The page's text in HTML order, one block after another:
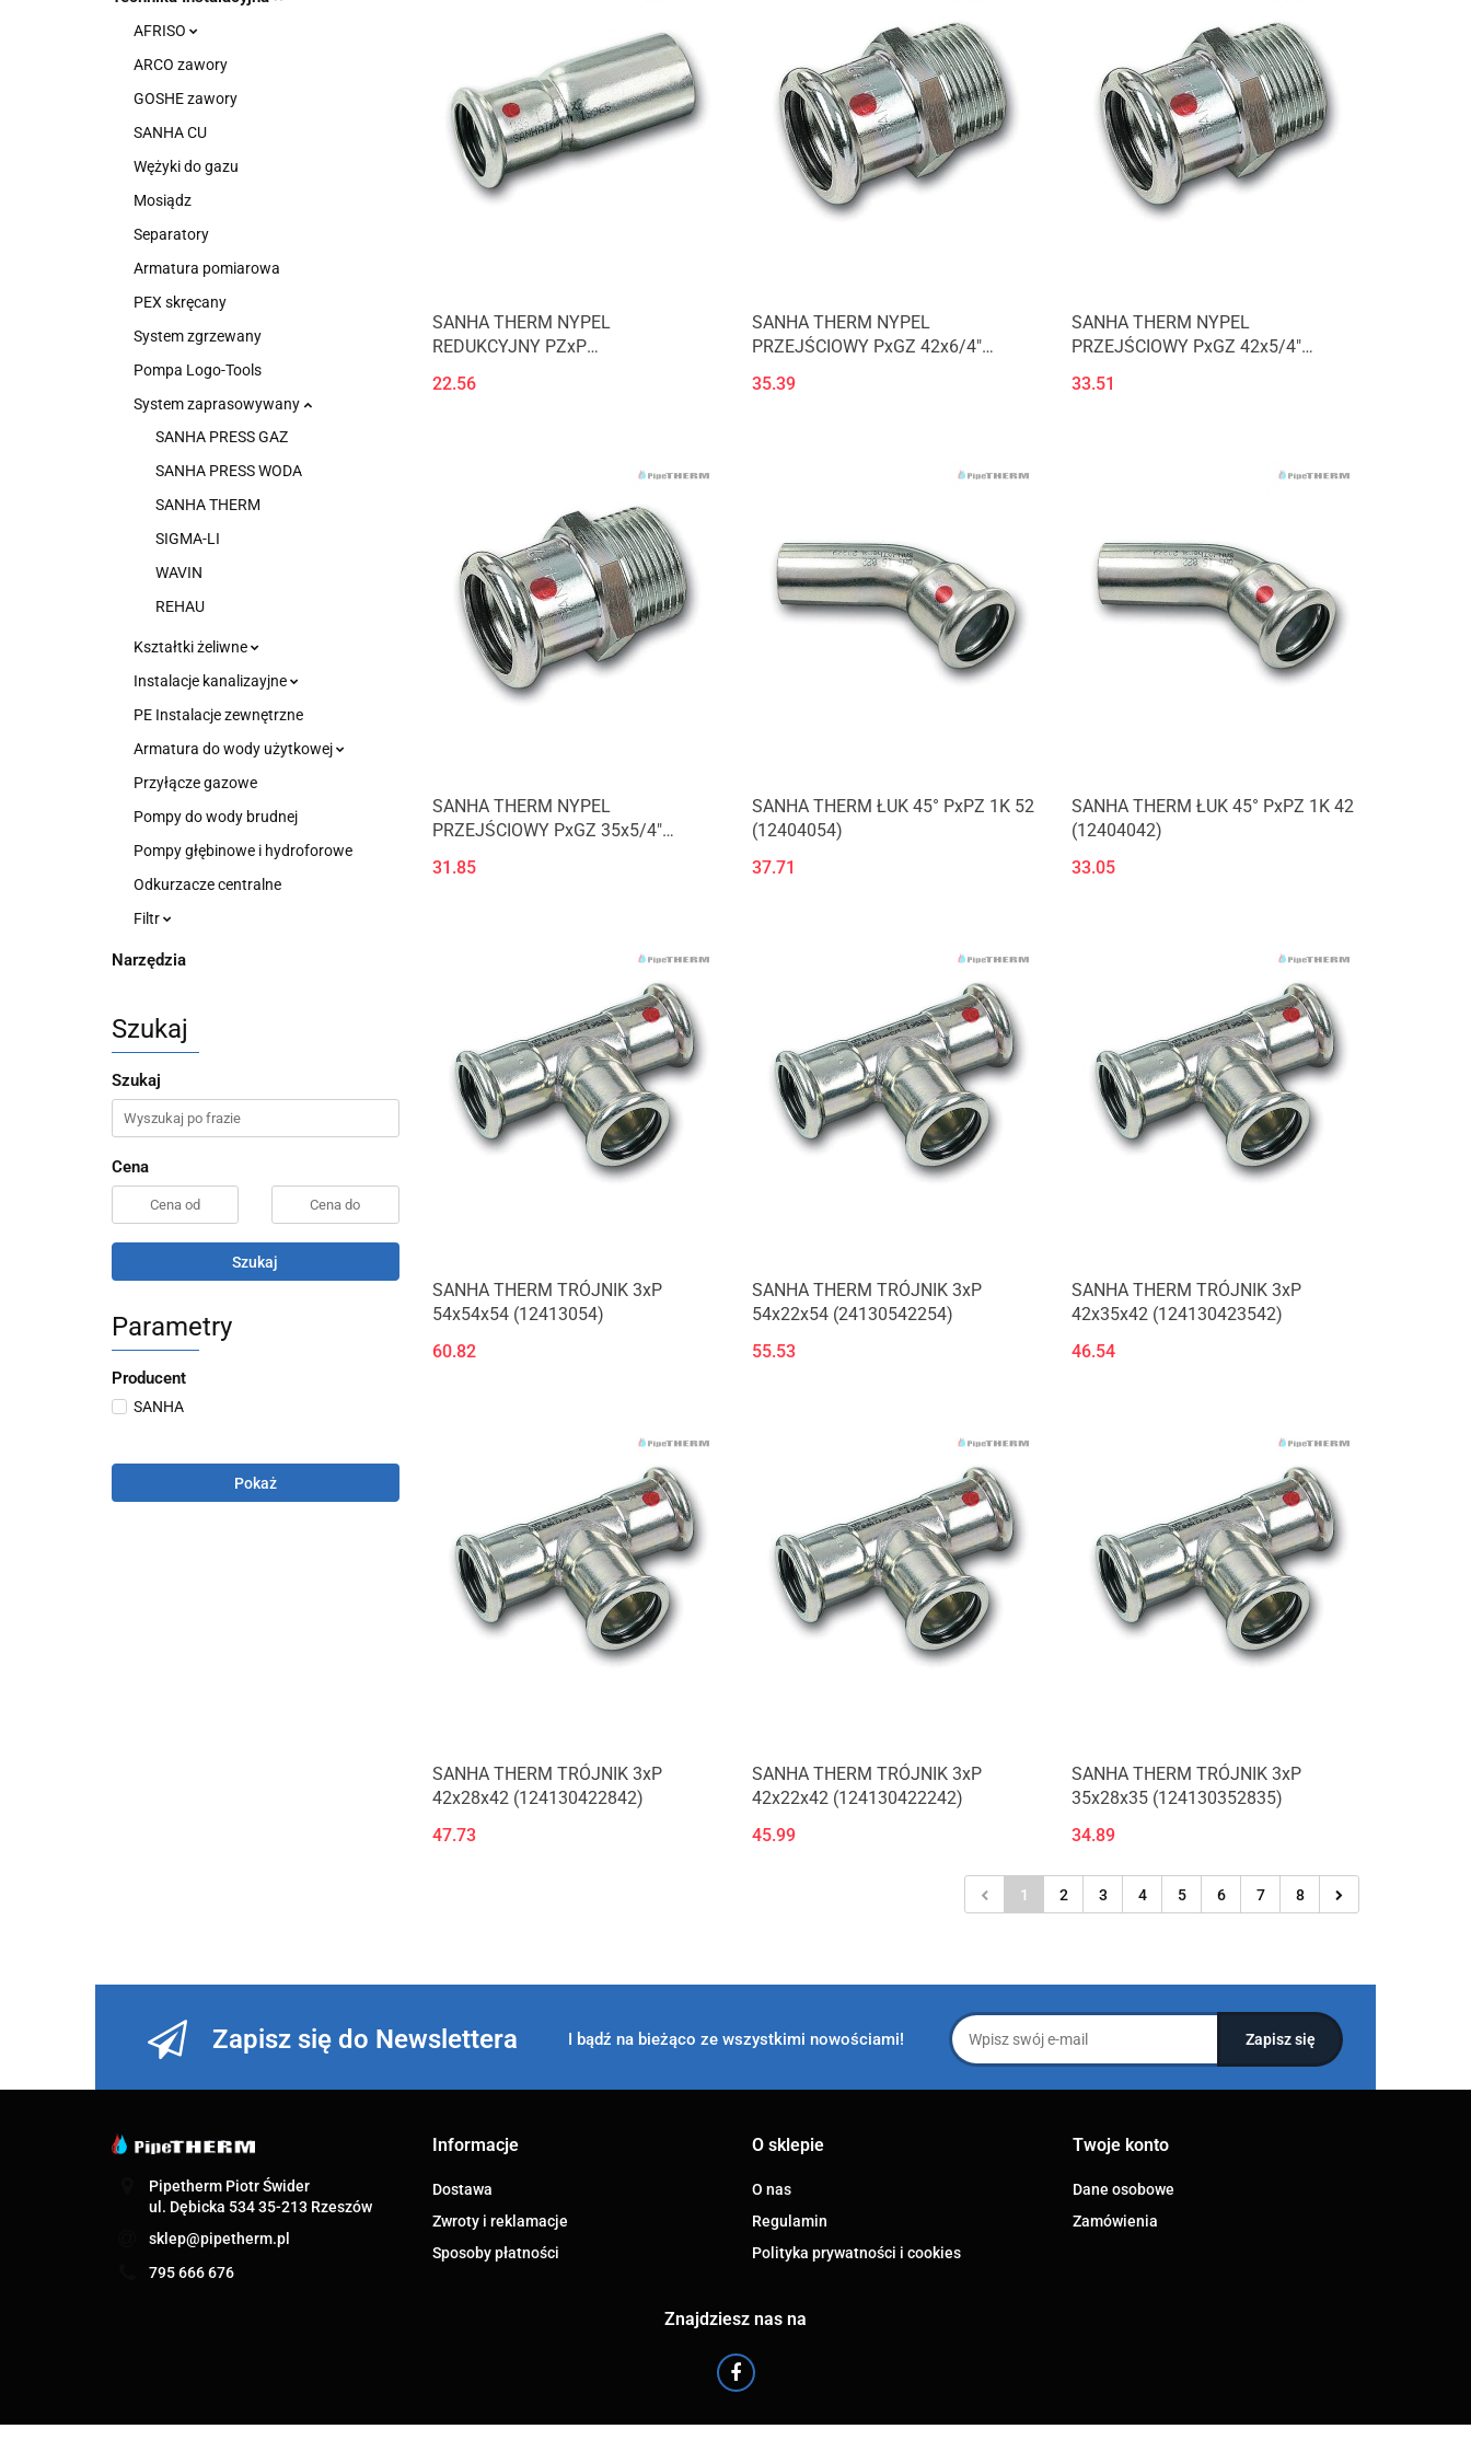
AFRISO
ARCO zawory
GOSHE zawory
SANHA CU
Wężyki do gazu
Mosiądz
Separatory
Armatura pomiarowa
PEX skręcany
System zgrzewany
Pompa Logo-Tools
System zaprasowywany
SANHA PRESS GAZ
SANHA PRESS WODA
SANHA THERM
SIGMA-LI
WAVIN
REHAU
Kształtki żeliwne
Instalacje kanalizayjne
PE Instalacje zewnętrzne
Armatura do wody użytkowej
Przyłącze gazowe
Pompy do wody brudnej
Pompy głębinowe i hydroforowe
Odkurzacze centralne
Filtr
Narzędzia
Szukaj
Szukaj
Cena
Szukaj
Parametry
Producent
SANHA
Pokaż
SANHA THERM NYPEL
REDUKCYJNY PZxP
22.56
SANHA THERM NYPEL
PRZEJŚCIOWY PxGZ 42x6/4"
35.39
SANHA THERM NYPEL
PRZEJŚCIOWY PxGZ 42x5/4"
33.51
SANHA THERM NYPEL
PRZEJŚCIOWY PxGZ 35x5/4"
31.85
SANHA THERM ŁUK 45° PxPZ 1K 52
(12404054)
37.71
SANHA THERM ŁUK 45° PxPZ 1K 42
(12404042)
33.05
SANHA THERM TRÓJNIK 3xP
54x54x54 (12413054)
60.82
SANHA THERM TRÓJNIK 3xP
54x22x54 (24130542254)
55.53
SANHA THERM TRÓJNIK 3xP
42x35x42 (124130423542)
46.54
SANHA THERM TRÓJNIK 3xP
42x28x42 (124130422842)
47.73
SANHA THERM TRÓJNIK 3xP
42x22x42 (124130422242)
45.99
SANHA THERM TRÓJNIK 3xP
35x28x35 (124130352835)
34.89
1 2 3 4 5 6 7 8
Zapisz się do Newslettera I bądź na bieżąco ze wszystkimi nowościami!
Pipetherm Piotr Świder
ul. Dębicka 534 35-213 Rzeszów
sklep@pipetherm.pl
795 666 676
Informacje
Dostawa
Zwroty i reklamacje
Sposoby płatności
O sklepie
O nas
Regulamin
Polityka prywatności i cookies
Twoje konto
Dane osobowe
Zamówienia
Znajdziesz nas na